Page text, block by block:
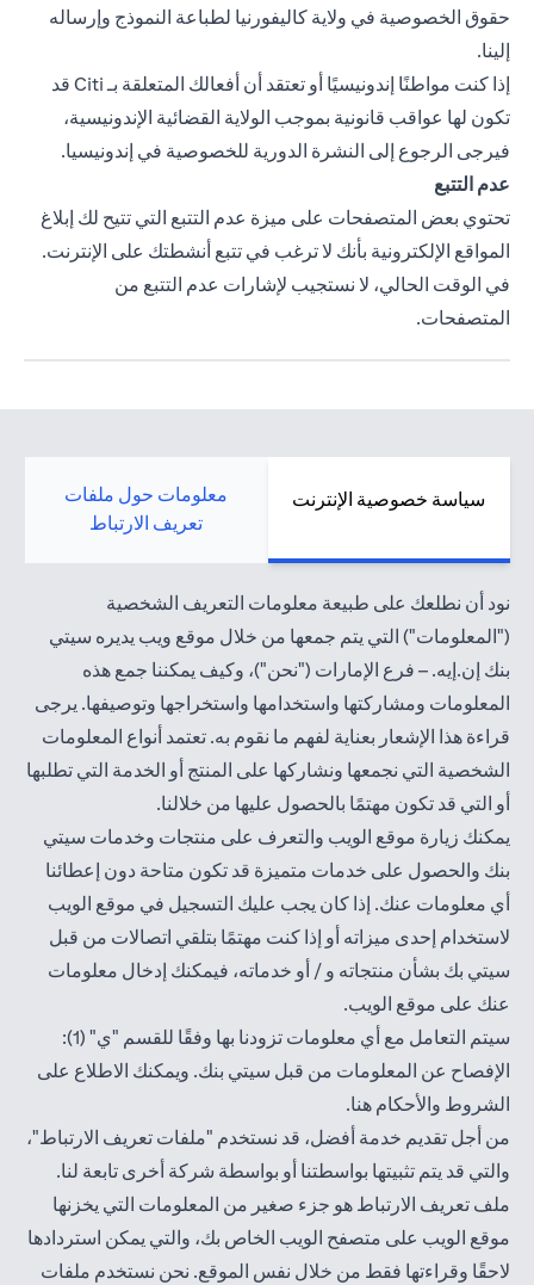
حقوق الخصوصية في ولاية كاليفورنيا (opens in a new tab)لطباعة النموذج وإرساله
إلينا.
إذا كنت مواطنًا إندونيسيًا أو تعتقد أن أفعالك المتعلقة بـ Citi قد
تكون لها عواقب قانونية بموجب الولاية القضائية الإندونيسية،
فيرجى الرجوع إلى النشرة الدورية للخصوصية في إندونيسيا(opens in a new tab).
عدم التتبع
تحتوي بعض المتصفحات على ميزة عدم التتبع التي تتيح لك إبلاغ
المواقع الإلكترونية بأنك لا ترغب في تتبع أنشطتك على الإنترنت.
في الوقت الحالي، لا نستجيب لإشارات عدم التتبع من
المتصفحات.
سياسة خصوصية الإنترنت
معلومات حول ملفات
تعريف الارتباط
نود أن نطلعك على طبيعة معلومات التعريف الشخصية
("المعلومات") التي يتم جمعها من خلال موقع ويب يديره سيتي
بنك إن.إيه. – فرع الإمارات ("نحن")، وكيف يمكننا جمع هذه
المعلومات ومشاركتها واستخدامها واستخراجها وتوصيفها. يرجى
قراءة هذا الإشعار بعناية لفهم ما نقوم به. تعتمد أنواع المعلومات
الشخصية التي نجمعها ونشاركها على المنتج أو الخدمة التي تطلبها
أو التي قد تكون مهتمًا بالحصول عليها من خلالنا.
يمكنك زيارة موقع الويب والتعرف على منتجات وخدمات سيتي
بنك والحصول على خدمات متميزة قد تكون متاحة دون إعطائنا
أي معلومات عنك. إذا كان يجب عليك التسجيل في موقع الويب
لاستخدام إحدى ميزاته أو إذا كنت مهتمًا بتلقي اتصالات من قبل
سيتي بك بشأن منتجاته و / أو خدماته، فيمكنك إدخال معلومات
عنك على موقع الويب.
سيتم التعامل مع أي معلومات تزودنا بها وفقًا للقسم "ي" (1):
الإفصاح عن المعلومات من قبل سيتي بنك. ويمكنك الاطلاع على
الشروط والأحكام هنا(opens in a new tab).
من أجل تقديم خدمة أفضل، قد نستخدم "ملفات تعريف الارتباط"،
والتي قد يتم تثبيتها بواسطتنا أو بواسطة شركة أخرى تابعة لنا.
ملف تعريف الارتباط هو جزء صغير من المعلومات التي يخزنها
موقع الويب على متصفح الويب الخاص بك، والتي يمكن استردادها
لاحقًا وقراءتها فقط من خلال نفس الموقع. نحن نستخدم ملفات